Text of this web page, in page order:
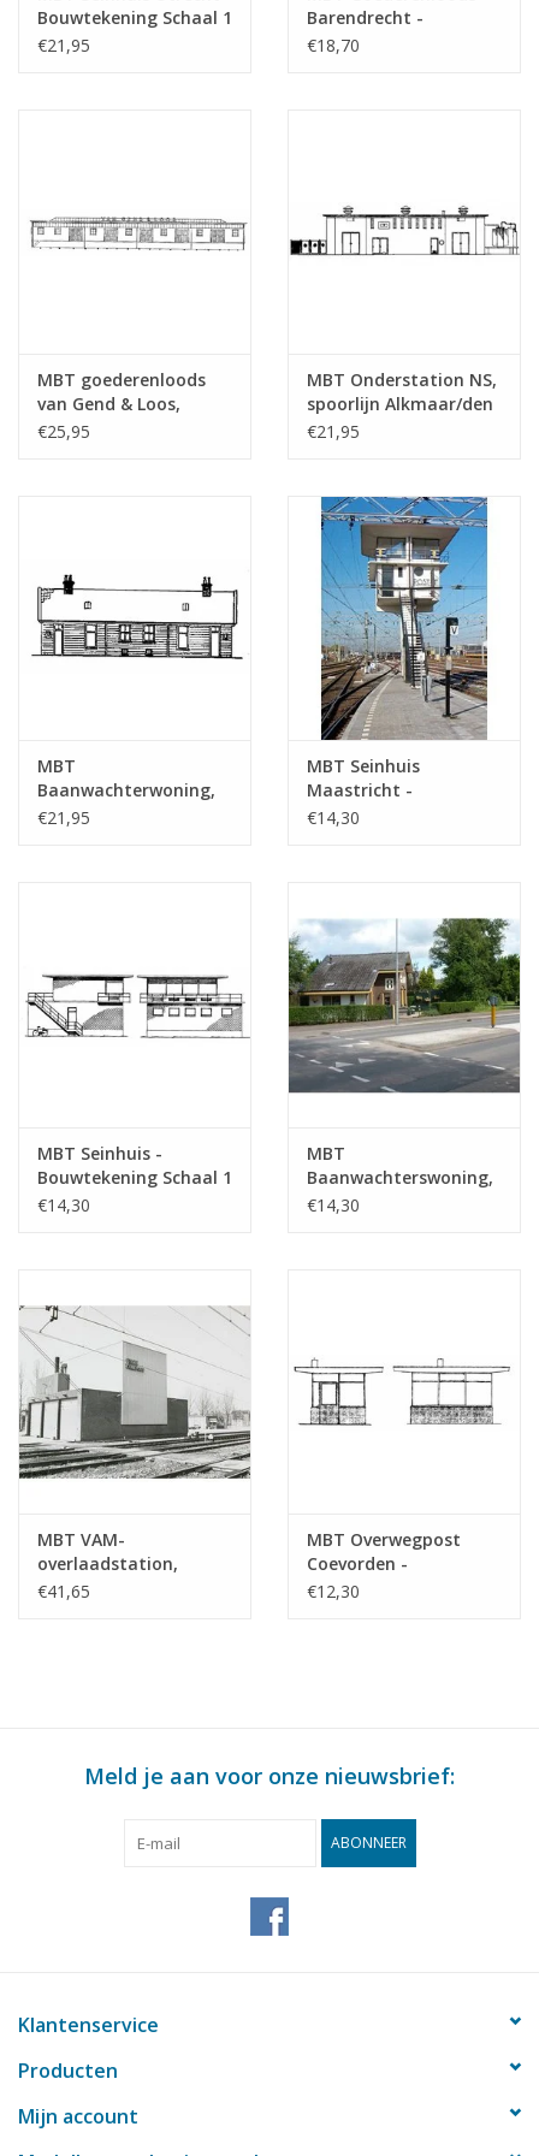
Aantal bladen A4 tekst
blz)
Bouwtekening Schaal 1
: 87 (30.01.001)
€21,95
Barendrecht -
Bouwtekening Schaal 1
€18,70
MBT goederenloods
van Gend & Loos,
Vlissingen -
€25,95
MBT Onderstation NS,
spoorlijn Alkmaar/den
Helder - Bouwtekening
€21,95
MBT
Baanwachterwoning,
spoorlijn Amsterdam-
€21,95
MBT Seinhuis
Maastricht -
Bouwtekening Schaal 1
€14,30
MBT Seinhuis -
Bouwtekening Schaal 1
: 87 (30.01.008)
€14,30
MBT
Baanwachterswoning,
spoorlijn Apeldoorn -
€14,30
MBT VAM-
overlaadstation,
Delft/Schiedam -
€41,65
MBT Overwegpost
Coevorden -
Bouwtekening Schaal 1
€12,30
Meld je aan voor onze nieuwsbrief:
ABONNEER
Klantenservice
Producten
Mijn account